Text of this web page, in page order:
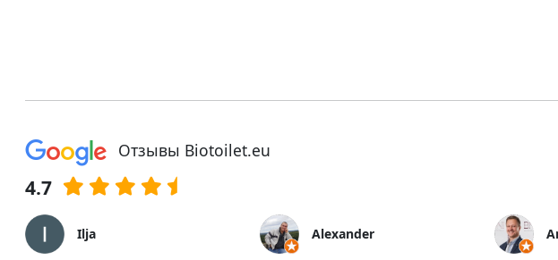
Отзывы Biotoilet.eu
4.7
Ilja Alexander